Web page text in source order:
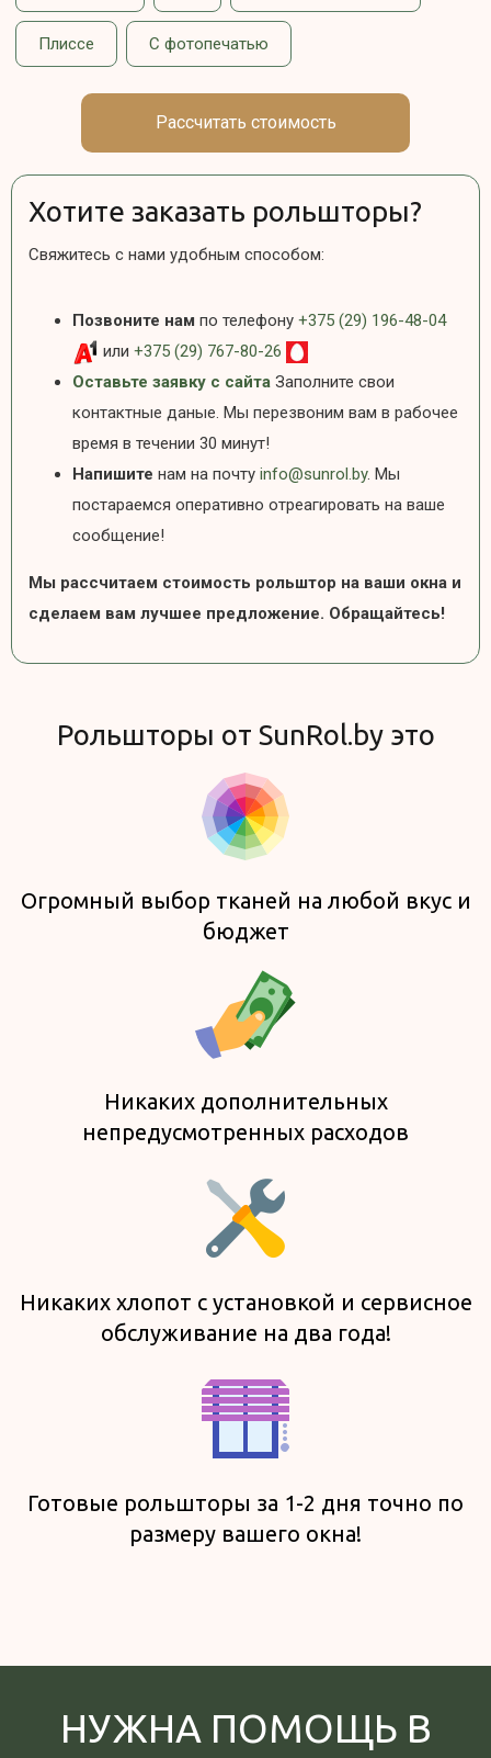
Плиссе С фотопечатью
Рассчитать стоимость
Хотите заказать рольшторы?
Свяжитесь с нами удобным способом:
Позвоните нам по телефону +375 (29) 196-48-04
или +375 (29) 767-80-26
Оставьте заявку с сайта Заполните свои
контактные даные. Мы перезвоним вам в рабочее
время в течении 30 минут!
Напишите нам на почту info@sunrol.by. Мы
постараемся оперативно отреагировать на ваше
сообщение!
Мы рассчитаем стоимость рольштор на ваши окна и
сделаем вам лучшее предложение. Обращайтесь!
Рольшторы от SunRol.by это
Огромный выбор тканей на любой вкус и
бюджет
Никаких дополнительных
непредусмотренных расходов
Никаких хлопот с установкой и сервисное
обслуживание на два года!
Готовые рольшторы за 1-2 дня точно по
размеру вашего окна!
НУЖНА ПОМОЩЬ В